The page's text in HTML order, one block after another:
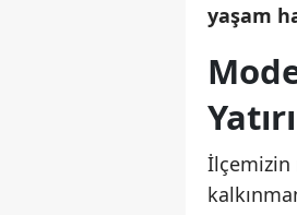
yaşam
İlçemizin